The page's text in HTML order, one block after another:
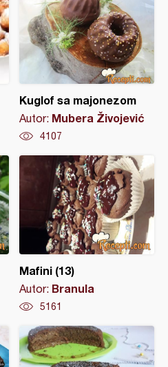
Kuglof sa majonezom
Autor: Mubera Živojević
4107
Mafini (13)
Autor: Branula
5161